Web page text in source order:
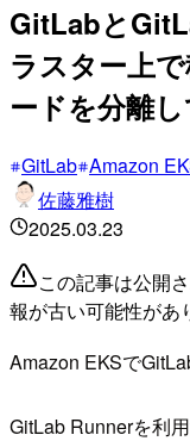
GitLabと
ラスター上
ードを分離
GitLab Amazon
佐藤雅樹
2025.03.23
この記事は公開
報が古い可能性があ
Amazon EKSで
GitLab Runnerを利